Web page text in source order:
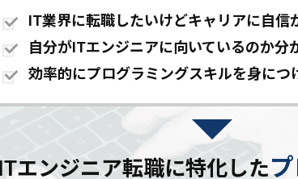
IT業界に転職したいけどキャリアに自信
自分がITエンジニアに向いているのか分
効率的にプログラミングスキルを身につ
エンジニア転職に特化した